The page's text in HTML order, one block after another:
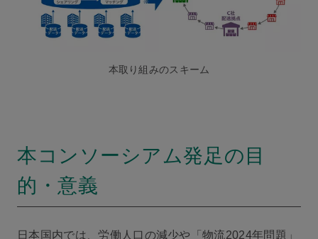
本取り組みのスキーム
本コンソーシアム発足の目
的・意義
日本国内では、労働人口の減少や「物流2024年問題」